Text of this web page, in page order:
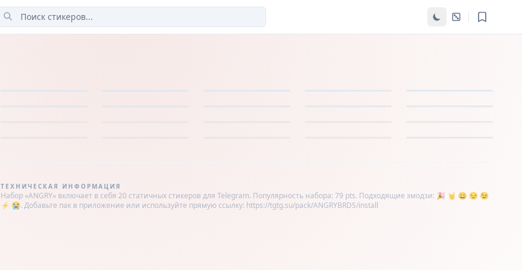
ТЕХНИЧЕСКАЯ ИНФОРМАЦИЯ
Набор «ANGRY» включает в себя 20 статичных стикеров для Telegram. Популярность набора: 79 pts. Подходящие эмодзи: 🎉 🤘 😀 😒 😉
⚡ 😭. Добавьте пак в приложение или используйте прямую ссылку: https://tgtg.su/pack/ANGRYBRDS/install